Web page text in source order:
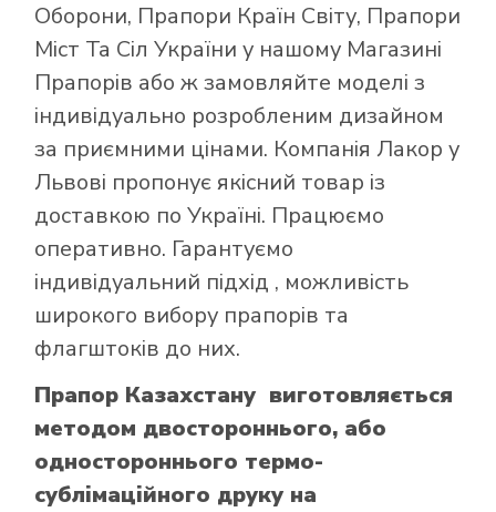
Оборони, Прапори Країн Світу, Прапори
Міст Та Сіл України у нашому Магазині
Прапорів або ж замовляйте моделі з
індивідуально розробленим дизайном
за приємними цінами. Компанія Лакор у
Львові пропонує якісний товар із
доставкою по Україні. Працюємо
оперативно. Гарантуємо
індивідуальний підхід , можливість
широкого вибору прапорів та
флагштоків до них.
Прапор Казахстану виготовляється
методом двостороннього, або
одностороннього термо-
сублімаційного друку на